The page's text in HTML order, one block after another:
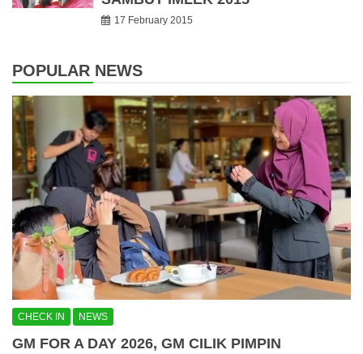
17 February 2015
POPULAR NEWS
CHECK IN NEWS
GM FOR A DAY 2026, GM CILIK PIMPIN